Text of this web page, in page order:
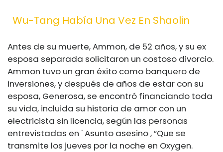
Wu-Tang Había Una Vez En Shaolin
Antes de su muerte, Ammon, de 52 años, y su ex
esposa separada solicitaron un costoso divorcio.
Ammon tuvo un gran éxito como banquero de
inversiones, y después de años de estar con su
esposa, Generosa, se encontró financiando toda
su vida, incluida su historia de amor con un
electricista sin licencia, según las personas
entrevistadas en 'Asunto asesino, ”Que se
transmite los jueves por la noche en Oxygen.